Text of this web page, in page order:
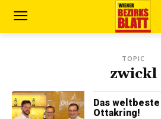
TOPIC
zwickl
Das
Ottakring!